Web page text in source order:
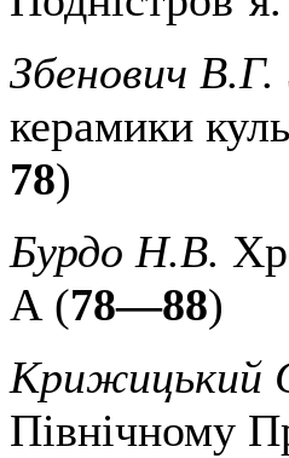
Збенович В.Г.
керамики
78)
Бурдо Н.В.
А (78—88)
Крижицький
Північному